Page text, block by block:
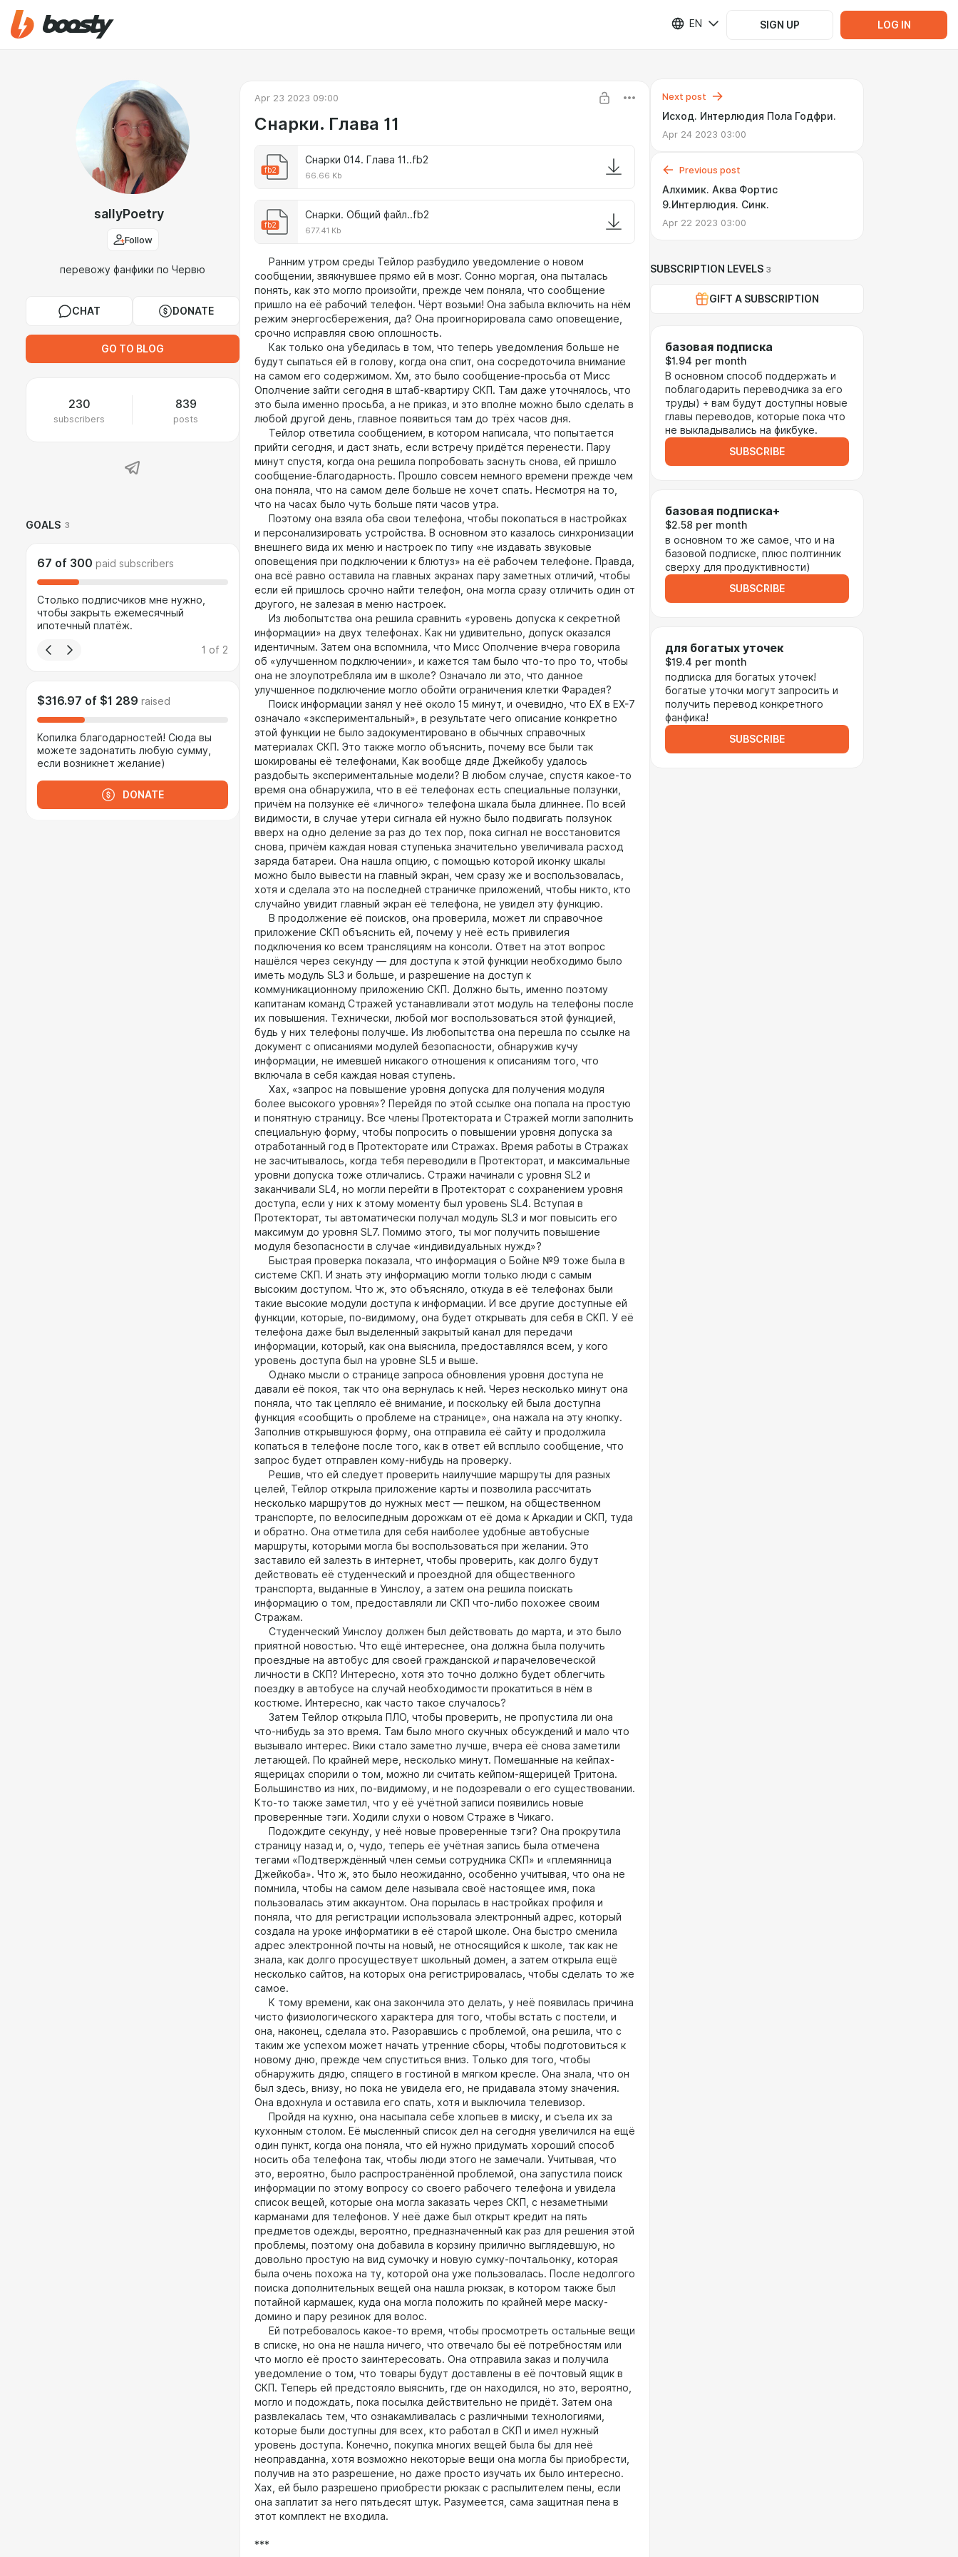
EN SIGN UP LOG IN
sallyPoetry
Follow
перевожу фанфики по Червю
CHAT DONATE
GO TO BLOG
230
subscribers
839
posts
GOALS 3
67 of 300 paid subscribers
Столько подписчиков мне нужно,
чтобы закрыть ежемесячный
ипотечный платёж.
1 of 2
$316.97 of $1 289 raised
Копилка благодарностей! Сюда вы
можете задонатить любую сумму,
если возникнет желание)
DONATE
Apr 23 2023 09:00
Снарки. Глава 11
fb2
Снарки 014. Глава 11..fb2
66.66 Kb
fb2
Снарки. Общий файл..fb2
677.41 Kb
Ранним утром среды Тейлор разбудило уведомление о новом
сообщении, звякнувшее прямо ей в мозг. Сонно моргая, она пыталась
понять, как это могло произойти, прежде чем поняла, что сообщение
пришло на её рабочий телефон. Чёрт возьми! Она забыла включить на нём
режим энергосбережения, да? Она проигнорировала само оповещение,
срочно исправляя свою оплошность.
Как только она убедилась в том, что теперь уведомления больше не
будут сыпаться ей в голову, когда она спит, она сосредоточила внимание
на самом его содержимом. Хм, это было сообщение-просьба от Мисс
Ополчение зайти сегодня в штаб-квартиру СКП. Там даже уточнялось, что
это была именно просьба, а не приказ, и это вполне можно было сделать в
любой другой день, главное появиться там до трёх часов дня.
Тейлор ответила сообщением, в котором написала, что попытается
прийти сегодня, и даст знать, если встречу придётся перенести. Пару
минут спустя, когда она решила попробовать заснуть снова, ей пришло
сообщение-благодарность. Прошло совсем немного времени прежде чем
она поняла, что на самом деле больше не хочет спать. Несмотря на то,
что на часах было чуть больше пяти часов утра.
Поэтому она взяла оба свои телефона, чтобы покопаться в настройках
и персонализировать устройства. В основном это казалось синхронизации
внешнего вида их меню и настроек по типу «не издавать звуковые
оповещения при подключении к блютуз» на её рабочем телефоне. Правда,
она всё равно оставила на главных экранах пару заметных отличий, чтобы
если ей пришлось срочно найти телефон, она могла сразу отличить один от
другого, не залезая в меню настроек.
Из любопытства она решила сравнить «уровень допуска к секретной
информации» на двух телефонах. Как ни удивительно, допуск оказался
идентичным. Затем она вспомнила, что Мисс Ополчение вчера говорила
об «улучшенном подключении», и кажется там было что-то про то, чтобы
она не злоупотребляла им в школе? Означало ли это, что данное
улучшенное подключение могло обойти ограничения клетки Фарадея?
Поиск информации занял у неё около 15 минут, и очевидно, что EX в EX-7
означало «экспериментальный», в результате чего описание конкретно
этой функции не было задокументировано в обычных справочных
материалах СКП. Это также могло объяснить, почему все были так
шокированы её телефонами, Как вообще дяде Джейкобу удалось
раздобыть экспериментальные модели? В любом случае, спустя какое-то
время она обнаружила, что в её телефонах есть специальные ползунки,
причём на ползунке её «личного» телефона шкала была длиннее. По всей
видимости, в случае утери сигнала ей нужно было подвигать ползунок
вверх на одно деление за раз до тех пор, пока сигнал не восстановится
снова, причём каждая новая ступенька значительно увеличивала расход
заряда батареи. Она нашла опцию, с помощью которой иконку шкалы
можно было вывести на главный экран, чем сразу же и воспользовалась,
хотя и сделала это на последней страничке приложений, чтобы никто, кто
случайно увидит главный экран её телефона, не увидел эту функцию.
В продолжение её поисков, она проверила, может ли справочное
приложение СКП объяснить ей, почему у неё есть привилегия
подключения ко всем трансляциям на консоли. Ответ на этот вопрос
нашёлся через секунду — для доступа к этой функции необходимо было
иметь модуль SL3 и больше, и разрешение на доступ к
коммуникационному приложению СКП. Должно быть, именно поэтому
капитанам команд Стражей устанавливали этот модуль на телефоны после
их повышения. Технически, любой мог воспользоваться этой функцией,
будь у них телефоны получше. Из любопытства она перешла по ссылке на
документ с описаниями модулей безопасности, обнаружив кучу
информации, не имевшей никакого отношения к описаниям того, что
включала в себя каждая новая ступень.
Хах, «запрос на повышение уровня допуска для получения модуля
более высокого уровня»? Перейдя по этой ссылке она попала на простую
и понятную страницу. Все члены Протектората и Стражей могли заполнить
специальную форму, чтобы попросить о повышении уровня допуска за
отработанный год в Протекторате или Стражах. Время работы в Стражах
не засчитывалось, когда тебя переводили в Протекторат, и максимальные
уровни допуска тоже отличались. Стражи начинали с уровня SL2 и
заканчивали SL4, но могли перейти в Протекторат с сохранением уровня
доступа, если у них к этому моменту был уровень SL4. Вступая в
Протекторат, ты автоматически получал модуль SL3 и мог повысить его
максимум до уровня SL7. Помимо этого, ты мог получить повышение
модуля безопасности в случае «индивидуальных нужд»?
Быстрая проверка показала, что информация о Бойне №9 тоже была в
системе СКП. И знать эту информацию могли только люди с самым
высоким доступом. Что ж, это объясняло, откуда в её телефонах были
такие высокие модули доступа к информации. И все другие доступные ей
функции, которые, по-видимому, она будет открывать для себя в СКП. У её
телефона даже был выделенный закрытый канал для передачи
информации, который, как она выяснила, предоставлялся всем, у кого
уровень доступа был на уровне SL5 и выше.
Однако мысли о странице запроса обновления уровня доступа не
давали её покоя, так что она вернулась к ней. Через несколько минут она
поняла, что так цепляло её внимание, и поскольку ей была доступна
функция «сообщить о проблеме на странице», она нажала на эту кнопку.
Заполнив открывшуюся форму, она отправила её сайту и продолжила
копаться в телефоне после того, как в ответ ей всплыло сообщение, что
запрос будет отправлен кому-нибудь на проверку.
Решив, что ей следует проверить наилучшие маршруты для разных
целей, Тейлор открыла приложение карты и позволила рассчитать
несколько маршрутов до нужных мест — пешком, на общественном
транспорте, по велосипедным дорожкам от её дома к Аркадии и СКП, туда
и обратно. Она отметила для себя наиболее удобные автобусные
маршруты, которыми могла бы воспользоваться при желании. Это
заставило ей залезть в интернет, чтобы проверить, как долго будут
действовать её студенческий и проездной для общественного
транспорта, выданные в Уинслоу, а затем она решила поискать
информацию о том, предоставляли ли СКП что-либо похожее своим
Стражам.
Студенческий Уинслоу должен был действовать до марта, и это было
приятной новостью. Что ещё интереснее, она должна была получить
проездные на автобус для своей гражданской ипарачеловеческой
личности в СКП? Интересно, хотя это точно должно будет облегчить
поездку в автобусе на случай необходимости прокатиться в нём в
костюме. Интересно, как часто такое случалось?
Затем Тейлор открыла ПЛО, чтобы проверить, не пропустила ли она
что-нибудь за это время. Там было много скучных обсуждений и мало что
вызывало интерес. Вики стало заметно лучше, вчера её снова заметили
летающей. По крайней мере, несколько минут. Помешанные на кейпах-
ящерицах спорили о том, можно ли считать кейпом-ящерицей Тритона.
Большинство из них, по-видимому, и не подозревали о его существовании.
Кто-то также заметил, что у её учётной записи появились новые
проверенные тэги. Ходили слухи о новом Страже в Чикаго.
Подождите секунду, у неё новые проверенные тэги? Она прокрутила
страницу назад и, о, чудо, теперь её учётная запись была отмечена
тегами «Подтверждённый член семьи сотрудника СКП» и «племянница
Джейкоба». Что ж, это было неожиданно, особенно учитывая, что она не
помнила, чтобы на самом деле называла своё настоящее имя, пока
пользовалась этим аккаунтом. Она порылась в настройках профиля и
поняла, что для регистрации использовала электронный адрес, который
создала на уроке информатики в её старой школе. Она быстро сменила
адрес электронной почты на новый, не относящийся к школе, так как не
знала, как долго просуществует школьный домен, а затем открыла ещё
несколько сайтов, на которых она регистрировалась, чтобы сделать то же
самое.
К тому времени, как она закончила это делать, у неё появилась причина
чисто физиологического характера для того, чтобы встать с постели, и
она, наконец, сделала это. Разоравшись с проблемой, она решила, что с
таким же успехом может начать утренние сборы, чтобы подготовиться к
новому дню, прежде чем спуститься вниз. Только для того, чтобы
обнаружить дядю, спящего в гостиной в мягком кресле. Она знала, что он
был здесь, внизу, но пока не увидела его, не придавала этому значения.
Она вдохнула и оставила его спать, хотя и выключила телевизор.
Пройдя на кухню, она насыпала себе хлопьев в миску, и съела их за
кухонным столом. Её мысленный список дел на сегодня увеличился на ещё
один пункт, когда она поняла, что ей нужно придумать хороший способ
носить оба телефона так, чтобы люди этого не замечали. Учитывая, что
это, вероятно, было распространённой проблемой, она запустила поиск
информации по этому вопросу со своего рабочего телефона и увидела
список вещей, которые она могла заказать через СКП, с незаметными
карманами для телефонов. У неё даже был открыт кредит на пять
предметов одежды, вероятно, предназначенный как раз для решения этой
проблемы, поэтому она добавила в корзину прилично выглядевшую, но
довольно простую на вид сумочку и новую сумку-почтальонку, которая
была очень похожа на ту, которой она уже пользовалась. После недолгого
поиска дополнительных вещей она нашла рюкзак, в котором также был
потайной кармашек, куда она могла положить по крайней мере маску-
домино и пару резинок для волос.
Ей потребовалось какое-то время, чтобы просмотреть остальные вещи
в списке, но она не нашла ничего, что отвечало бы её потребностям или
что могло её просто заинтересовать. Она отправила заказ и получила
уведомление о том, что товары будут доставлены в её почтовый ящик в
СКП. Теперь ей предстояло выяснить, где он находился, но это, вероятно,
могло и подождать, пока посылка действительно не придёт. Затем она
развлекалась тем, что ознакамливалась с различными технологиями,
которые были доступны для всех, кто работал в СКП и имел нужный
уровень доступа. Конечно, покупка многих вещей была бы для неё
неоправданна, хотя возможно некоторые вещи она могла бы приобрести,
получив на это разрешение, но даже просто изучать их было интересно.
Хах, ей было разрешено приобрести рюкзак с распылителем пены, если
она заплатит за него пятьдесят штук. Разумеется, сама защитная пена в
этот комплект не входила.
***
Next post
Исход. Интерлюдия Пола Годфри.
Apr 24 2023 03:00
Previous post
Алхимик. Аква Фортис
9.Интерлюдия. Синк.
Apr 22 2023 03:00
SUBSCRIPTION LEVELS 3
GIFT A SUBSCRIPTION
базовая подписка
$1.94 per month
В основном способ поддержать и
поблагодарить переводчика за его
труды) + вам будут доступны новые
главы переводов, которые пока что
не выкладывались на фикбуке.
SUBSCRIBE
базовая подписка+
$2.58 per month
в основном то же самое, что и на
базовой подписке, плюс полтинник
сверху для продуктивности)
SUBSCRIBE
для богатых уточек
$19.4 per month
подписка для богатых уточек!
богатые уточки могут запросить и
получить перевод конкретного
фанфика!
SUBSCRIBE